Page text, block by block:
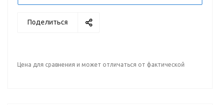
Поделиться
Цена для сравнения и может отличаться от фактической